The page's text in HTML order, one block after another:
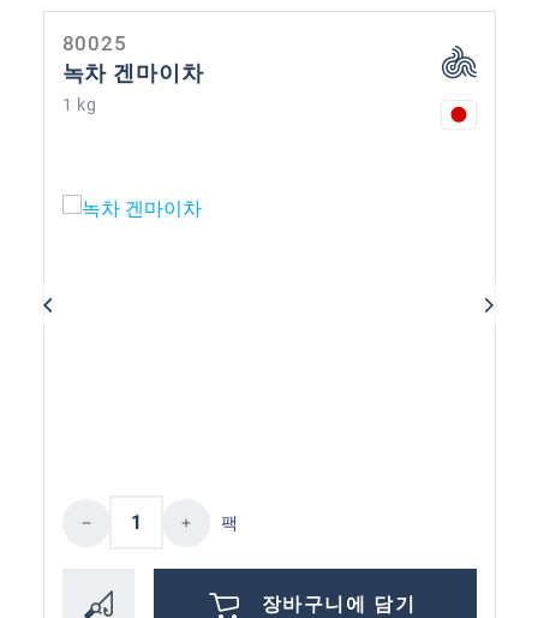
80025
녹차 겐마이차
1 kg
제품 수량: 원하는 값을 입력하거나 버
팩
장바구니에 담기